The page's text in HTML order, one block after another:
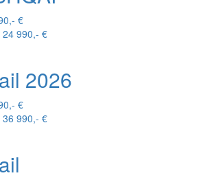
€
24 990,- €
2026
€
36 990,- €